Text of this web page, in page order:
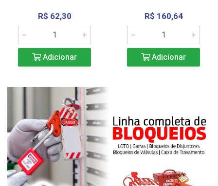
R$ 62,30
Adicionar
R$ 160,64
Adicionar